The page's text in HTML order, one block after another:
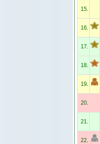
15.
16.
17.
18.
19.
20.
21.
22.